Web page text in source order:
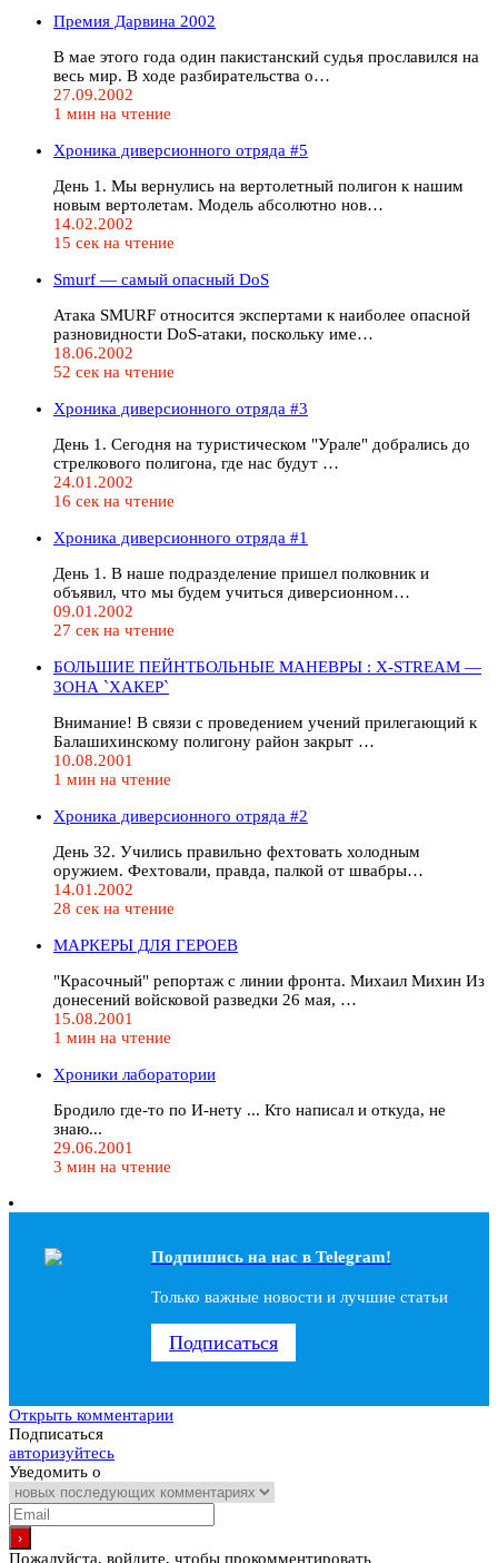
Премия Дарвина 2002
В мае этого года один пакистанский судья прославился на
весь мир. В ходе разбирательства о…
27.09.2002
1 мин на чтение
Хроника диверсионного отряда #5
День 1. Мы вернулись на вертолетный полигон к нашим
новым вертолетам. Модель абсолютно нов…
14.02.2002
15 сек на чтение
Smurf — самый опасный DoS
Атака SMURF относится экспертами к наиболее опасной
разновидности DoS-атаки, поскольку име…
18.06.2002
52 сек на чтение
Хроника диверсионного отряда #3
День 1. Сегодня на туристическом "Урале" добрались до
стрелкового полигона, где нас будут …
24.01.2002
16 сек на чтение
Хроника диверсионного отряда #1
День 1. В наше подразделение пришел полковник и
объявил, что мы будем учиться диверсионном…
09.01.2002
27 сек на чтение
БОЛЬШИЕ ПЕЙНТБОЛЬНЫЕ МАНЕВРЫ : X-STREАM —
ЗОНА `ХАКЕР`
Внимание! В связи с проведением учений прилегающий к
Балашихинскому полигону район закрыт …
10.08.2001
1 мин на чтение
Хроника диверсионного отряда #2
День 32. Учились правильно фехтовать холодным
оружием. Фехтовали, правда, палкой от швабры…
14.01.2002
28 сек на чтение
МАРКЕРЫ ДЛЯ ГЕРОЕВ
"Красочный" репортаж с линии фронта. Михаил Михин Из
донесений войсковой разведки 26 мая, …
15.08.2001
1 мин на чтение
Хроники лаборатории
Бродило где-то по И-нету ... Кто написал и откуда, не
знаю...
29.06.2001
3 мин на чтение
Подпишись на наc в Telegram!
Только важные новости и лучшие статьи
Подписаться
Открыть комментарии
Подписаться
авторизуйтесь
Уведомить о
Пожалуйста, войдите, чтобы прокомментировать